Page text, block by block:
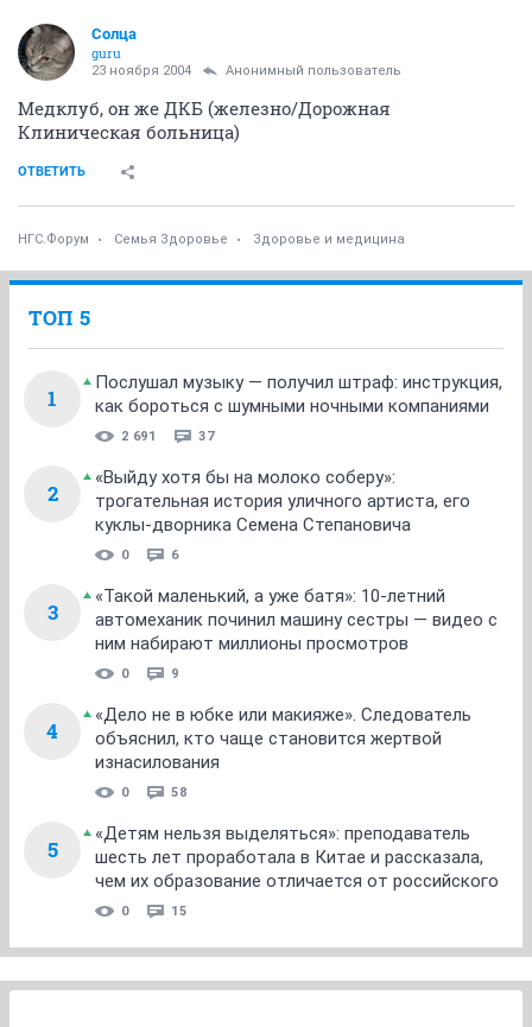
Солца
guru
23 ноября 2004 Анонимный пользователь
Медклуб, он же ДКБ (железно/Дорожная
Клиническая больница)
ОТВЕТИТЬ
НГС.Форум Семья Здоровье Здоровье и медицина
ТОП 5
1
Послушал музыку — получил штраф: инструкция,
как бороться с шумными ночными компаниями
2 691 37
2
«Выйду хотя бы на молоко соберу»:
трогательная история уличного артиста, его
куклы-дворника Семена Степановича
0 6
3
«Такой маленький, а уже батя»: 10-летний
автомеханик починил машину сестры — видео с
ним набирают миллионы просмотров
0 9
4
«Дело не в юбке или макияже». Следователь
объяснил, кто чаще становится жертвой
изнасилования
0 58
5
«Детям нельзя выделяться»: преподаватель
шесть лет проработала в Китае и рассказала,
чем их образование отличается от российского
0 15